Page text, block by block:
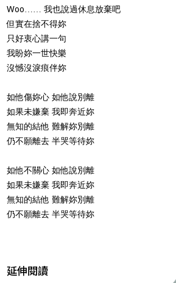
Woo…… 我也說過休息放棄吧
但實在捨不得妳
只好衷心講一句
我盼妳一世快樂
沒憾沒淚痕伴妳
如他傷妳心 如他說別離
如果未嫌棄 我即奔近妳
無知的結他 難解妳別離
仍不願離去 半哭等待妳
如他不關心 如他說別離
如果未嫌棄 我即奔近妳
無知的結他 難解妳別離
仍不願離去 半哭等待妳
延伸閱讀